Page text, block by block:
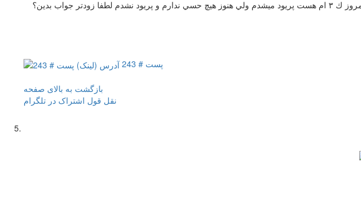
پست # 243
بازگشت به بالای صفحه
نقل قول اشتراک در تلگرام